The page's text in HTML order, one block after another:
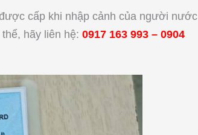
cấp khi nhập cảnh của người nước
hãy liên hệ: 0917 163 993 – 0904